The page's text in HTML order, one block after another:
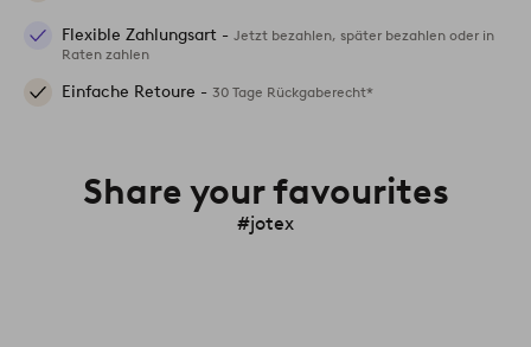
Flexible Zahlungsart - Jetzt bezahlen, später bezahlen oder in
Raten zahlen
Einfache Retoure - 30 Tage Rückgaberecht*
Share your favourites
#jotex